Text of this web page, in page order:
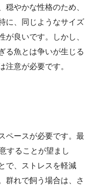
穏やかな性格のため、
に、同じようなサイズ
が良いです。しかし、
る魚とは争いが生じる
注意が必要です。
ペースが必要です。最
することが望まし
で、ストレスを軽減
群れで飼う場合は、さ